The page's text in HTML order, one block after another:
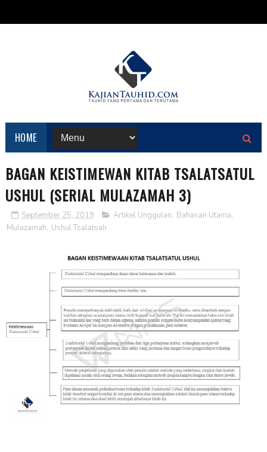
HOME
BAGAN KEISTIMEWAN KITAB TSALATSATUL
USHUL (SERIAL MULAZAMAH 3)
September 25, 2019 Artikel Unggulan, Bahasan Utama,
Mulazamah, Ushul Tsalatsah